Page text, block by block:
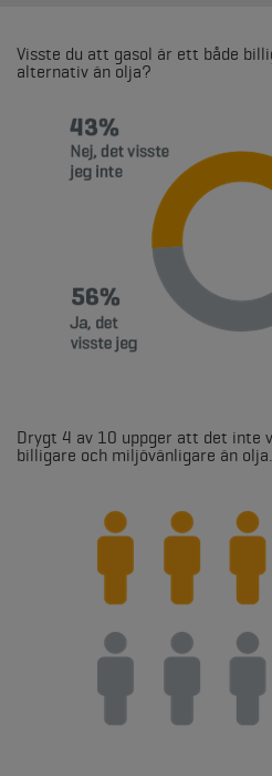
Visste du att gasol är ett både
alternativ än olja?
Drygt 4 av 10 uppger att det inte
billigare och miljövänligare än olja.